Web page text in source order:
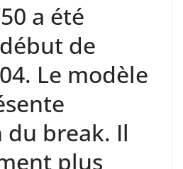
a été
de
Le modèle
du break. Il
plus